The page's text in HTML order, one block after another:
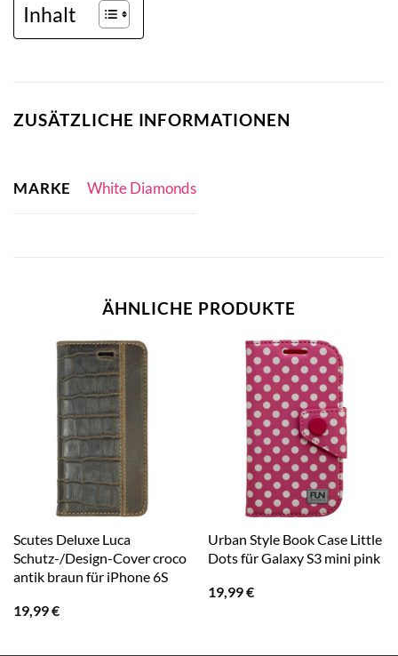
Inhalt
ZUSÄTZLICHE INFORMATIONEN
MARKE White Diamonds
ÄHNLICHE PRODUKTE
Scutes Deluxe Luca
Schutz-/Design-Cover croco
antik braun für iPhone 6S
19,99€
Urban Style Book Case Little
Dots für Galaxy S3 mini pink
19,99€